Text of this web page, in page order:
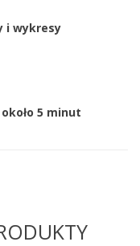
i wykresy
5 minut